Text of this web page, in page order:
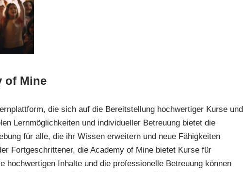
of Mine
die sich auf die Bereitstellung hochwertiger Kurse und
Lernmöglichkeiten und individueller Betreuung bietet die
für alle, die ihr Wissen erweitern und neue Fähigkeiten
Fortgeschrittener, die Academy of Mine bietet Kurse für
hochwertigen Inhalte und die professionelle Betreuung können